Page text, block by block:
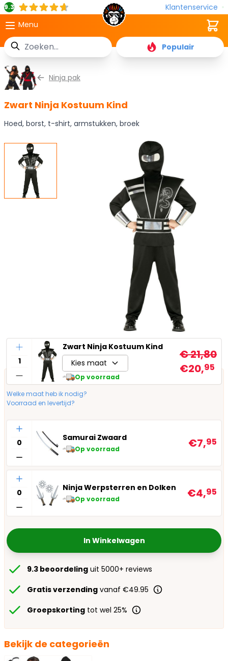
9.3
Klantenservice
Menu
Zoek
Populair
Cart
Ninja pak
Zwart Ninja Kostuum Kind
Hoed, borst, t-shirt, armstukken, broek
Aantal
Zwart Ninja Kostuum Kind
Kies maat
Op voorraad
€ 21,80
€20,95
Welke maat heb ik nodig?
Voorraad en levertijd?
Aantal
Samurai Zwaard
Op voorraad €7,95
Aantal
Ninja Werpsterren en Dolken
Op voorraad €4,95
In Winkelwagen
9.3 beoordeling uit 5000+ reviews
Gratis verzending vanaf €49.95
Groepskorting tot wel 25%
Bekijk de categorieën